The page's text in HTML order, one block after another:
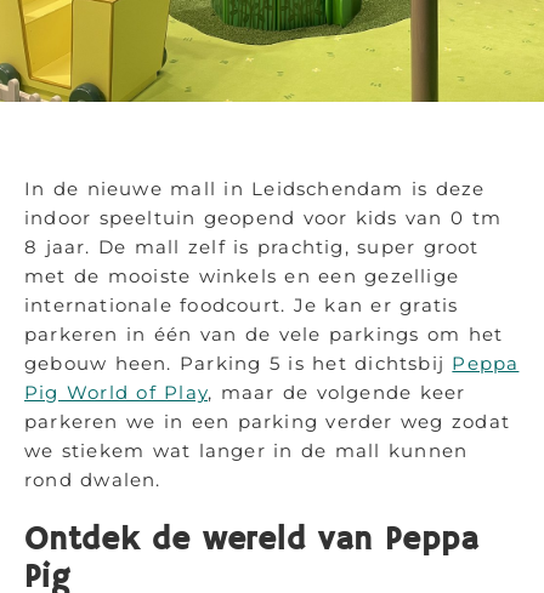
In de nieuwe mall in Leidschendam is deze
indoor speeltuin geopend voor kids van 0 tm
8 jaar. De mall zelf is prachtig, super groot
met de mooiste winkels en een gezellige
internationale foodcourt. Je kan er gratis
parkeren in één van de vele parkings om het
gebouw heen. Parking 5 is het dichtsbij Peppa
Pig World of Play, maar de volgende keer
parkeren we in een parking verder weg zodat
we stiekem wat langer in de mall kunnen
rond dwalen.
Ontdek de wereld van Peppa
Pig